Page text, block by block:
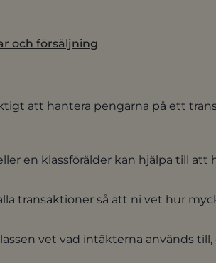
och försäljning
att hantera pengarna på ett
en klassförälder kan hjälpa till att
transaktioner så att ni vet hur
vet vad intäkterna används